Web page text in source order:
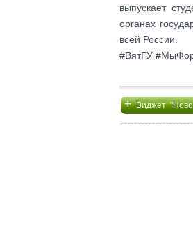
выпускает
органах
всей России.
#ВятГУ
+Виджет